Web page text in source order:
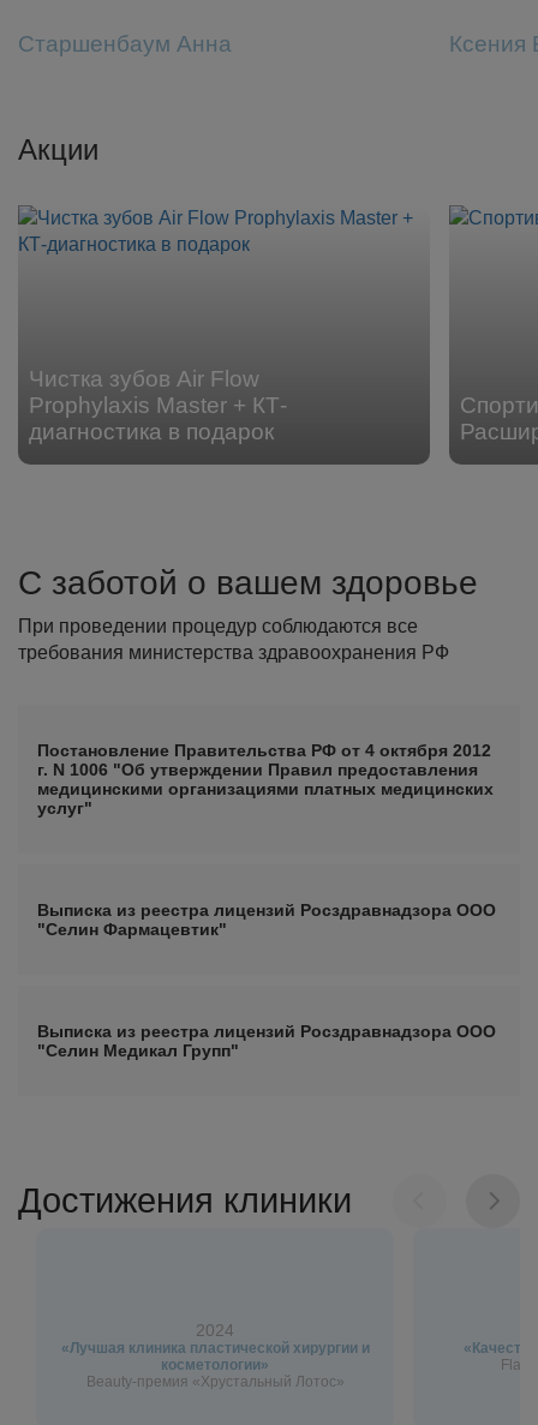
Старшенбаум Анна Ксения
Акции
Чистка зубов Air Flow
Prophylaxis Master + КТ-
диагностика в подарок
С заботой о вашем здоровье
При проведении процедур соблюдаются все
требования министерства здравоохранения РФ
Постановление Правительства РФ от 4 октября 2012
г. N 1006 "Об утверждении Правил предоставления
медицинскими организациями платных медицинских
услуг"
Выписка из реестра лицензий Росздравнадзора ООО
"Селин Фармацевтик"
Выписка из реестра лицензий Росздравнадзора ООО
"Селин Медикал Групп"
Достижения клиники
2024
«Лучшая клиника пластической хирургии и
косметологии»
Beauty-премия «Хрустальный Лотос»